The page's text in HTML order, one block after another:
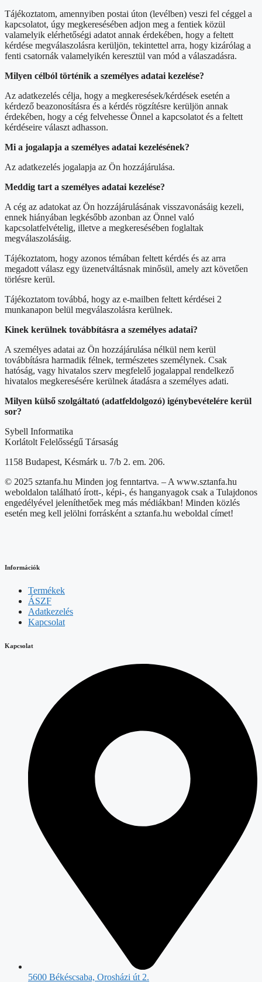
Tájékoztatom, amennyiben postai úton (levélben) veszi fel céggel a
kapcsolatot, úgy megkeresésében adjon meg a fentiek közül
valamelyik elérhetőségi adatot annak érdekében, hogy a feltett
kérdése megválaszolásra kerüljön, tekintettel arra, hogy kizárólag a
fenti csatornák valamelyikén keresztül van mód a válaszadásra.
Milyen célból történik a személyes adatai kezelése?
Az adatkezelés célja, hogy a megkeresések/kérdések esetén a
kérdező beazonosításra és a kérdés rögzítésre kerüljön annak
érdekében, hogy a cég felvehesse Önnel a kapcsolatot és a feltett
kérdéseire választ adhasson.
Mi a jogalapja a személyes adatai kezelésének?
Az adatkezelés jogalapja az Ön hozzájárulása.
Meddig tart a személyes adatai kezelése?
A cég az adatokat az Ön hozzájárulásának visszavonásáig kezeli,
ennek hiányában legkésőbb azonban az Önnel való
kapcsolatfelvételig, illetve a megkeresésében foglaltak
megválaszolásáig.
Tájékoztatom, hogy azonos témában feltett kérdés és az arra
megadott válasz egy üzenetváltásnak minősül, amely azt követően
törlésre kerül.
Tájékoztatom továbbá, hogy az e-mailben feltett kérdései 2
munkanapon belül megválaszolásra kerülnek.
Kinek kerülnek továbbításra a személyes adatai?
A személyes adatai az Ön hozzájárulása nélkül nem kerül
továbbításra harmadik félnek, természetes személynek. Csak
hatóság, vagy hivatalos szerv megfelelő jogalappal rendelkező
hivatalos megkeresésére kerülnek átadásra a személyes adati.
Milyen külső szolgáltató (adatfeldolgozó) igénybevételére kerül
sor?
Sybell Informatika
Korlátolt Felelősségű Társaság
1158 Budapest, Késmárk u. 7/b 2. em. 206.
© 2025 sztanfa.hu Minden jog fenntartva. – A www.sztanfa.hu
weboldalon található írott-, képi-, és hanganyagok csak a Tulajdonos
engedélyével jeleníthetőek meg más médiákban! Minden közlés
esetén meg kell jelölni forrásként a sztanfa.hu weboldal címet!
Információk
Termékek
ÁSZF
Adatkezelés
Kapcsolat
Kapcsolat
5600 Békéscsaba, Orosházi út 2.